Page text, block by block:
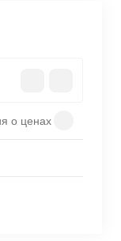
о ценах